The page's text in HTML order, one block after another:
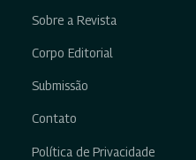
Sobre a Revista
Corpo Editorial
Submissão
Contato
Política de Privacidade